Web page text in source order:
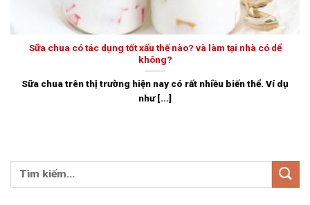
Sữa chua có tác dụng tốt xấu thế nào? và làm tại nhà có dể
không?
Sữa chua trên thị trường hiện nay có rất nhiều biến thể. Ví dụ
như [...]